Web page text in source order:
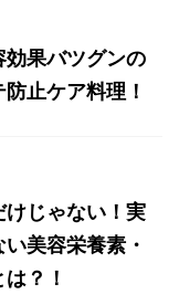
果バツグンの
止ケア料理！
けじゃない！実
美容栄養素・
？！